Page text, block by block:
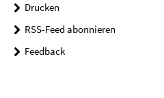
Drucken
RSS-Feed abonnieren
Feedback